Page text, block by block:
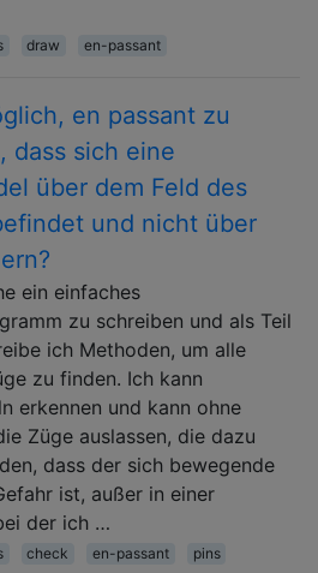
draw en-passant
en passant zu
dass sich eine
über dem Feld des
und nicht über
ein einfaches
zu schreiben und als Teil
ich Methoden, um alle
zu finden. Ich kann
erkennen und kann ohne
Züge auslassen, die dazu
dass der sich bewegende
ist, außer in einer
der ich …
check en-passant pins